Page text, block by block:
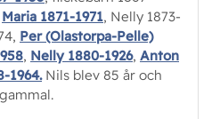
Maria 1871-1971, Nelly 1873-
Per (Olastorpa-Pelle)
, Nelly 1880-1926, Anton
1964.Nils blev 85 år och